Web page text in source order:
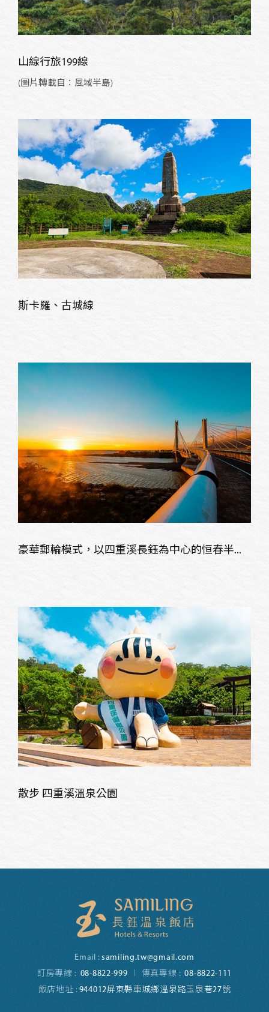
山線行旅199線
(圖片轉載自：風域半島)
斯卡羅、古城線
豪華郵輪模式，以四重溪長鈺為中心的恒春半...
散步 四重溪溫泉公園
Email : samiling.tw@gmail.com
訂房專線 : 08-8822-999 傳真專線 : 08-8822-111
飯店地址 : 944012屏東縣車城鄉溫泉路玉泉巷27號